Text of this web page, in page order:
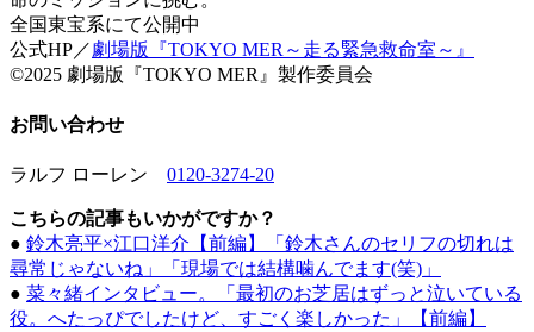
全国東宝系にて公開中
公式HP／劇場版『TOKYO MER～走る緊急救命室～』
©2025 劇場版『TOKYO MER』製作委員会
お問い合わせ
ラルフ ローレン 0120-3274-20
こちらの記事もいかがですか？
● 鈴木亮平×江口洋介【前編】「鈴木さんのセリフの切れは
尋常じゃないね」「現場では結構噛んでます(笑)」
● 菜々緒インタビュー。「最初のお芝居はずっと泣いている
役。へたっぴでしたけど、すごく楽しかった」【前編】